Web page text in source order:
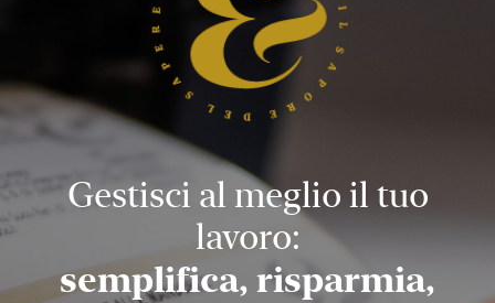
Gestisci al meglio il tuo
lavoro:
semplifica, risparmia,